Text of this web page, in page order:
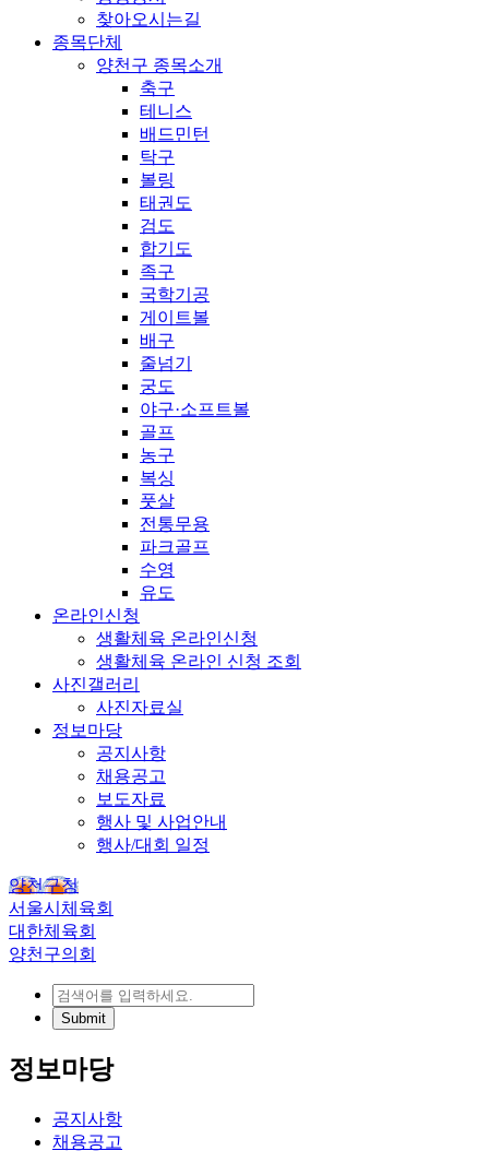
찾아오시는길
종목단체
양천구 종목소개
축구
테니스
배드민턴
탁구
볼링
태권도
검도
합기도
족구
국학기공
게이트볼
배구
줄넘기
궁도
야구·소프트볼
골프
농구
복싱
풋살
전통무용
파크골프
수영
유도
온라인신청
생활체육 온라인신청
생활체육 온라인 신청 조회
사진갤러리
사진자료실
정보마당
공지사항
채용공고
보도자료
행사 및 사업안내
행사/대회 일정
양천구청
서울시체육회
대한체육회
양천구의회
정보마당
공지사항
채용공고